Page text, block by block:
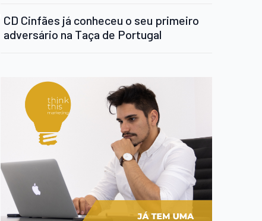
CD Cinfães já conheceu o seu primeiro
adversário na Taça de Portugal